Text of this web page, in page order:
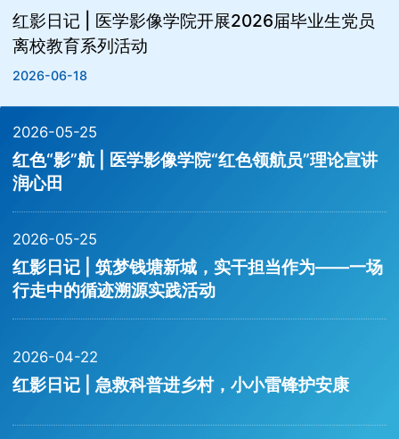
红影日记 | 医学影像学院开展2026届毕业生党员
离校教育系列活动
2026-06-18
2026-05-25
红色“影”航 | 医学影像学院“红色领航员”理论宣讲
润心田
2026-05-25
红影日记 | 筑梦钱塘新城，实干担当作为——一场
行走中的循迹溯源实践活动
2026-04-22
红影日记 | 急救科普进乡村，小小雷锋护安康